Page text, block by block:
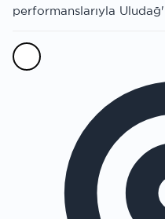
performanslarıyla